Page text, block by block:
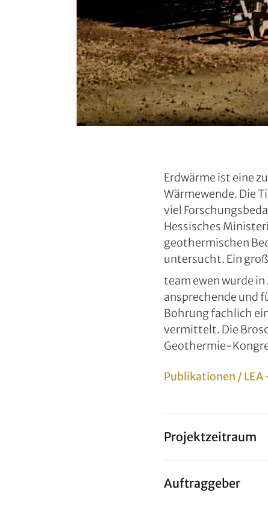
Erdwärme ist eine
Wärmewende. Die
viel
Hessisches
geothermischen
untersucht. Ein
team ewen wurde
ansprechende und
Bohrung fachlich
vermittelt. Die
Geothermie-
Publikationen /
Projektzeitraum
Auftraggeber